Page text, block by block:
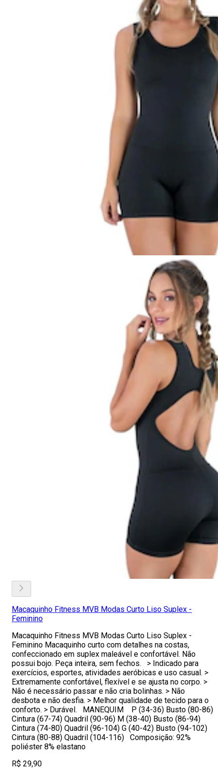
Macaquinho Fitness MVB Modas Curto Liso Suplex -
Feminino
Macaquinho Fitness MVB Modas Curto Liso Suplex -
Feminino Macaquinho curto com detalhes na costas,
confeccionado em suplex maleável e confortável. Não
possui bojo. Peça inteira, sem fechos. > Indicado para
exercícios, esportes, atividades aeróbicas e uso casual. >
Extremamente confortável, flexível e se ajusta no corpo. >
Não é necessário passar e não cria bolinhas. > Não
desbota e não desfia. > Melhor qualidade de tecido para o
conforto. > Durável. MANEQUIM P (34-36) Busto (80-86)
Cintura (67-74) Quadril (90-96) M (38-40) Busto (86-94)
Cintura (74-80) Quadril (96-104) G (40-42) Busto (94-102)
Cintura (80-88) Quadril (104-116) Composição: 92%
poliéster 8% elastano
R$ 29,90